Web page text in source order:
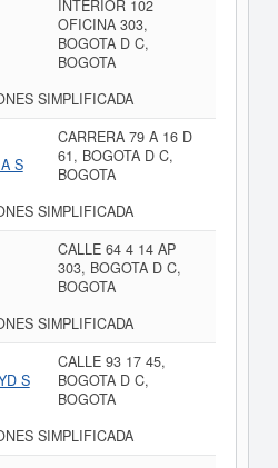
INTERIOR 102
OFICINA 303,
BOGOTA D C,
BOGOTA
SIMPLIFICADA
S
CARRERA 79 A 16 D
61, BOGOTA D C,
BOGOTA
SIMPLIFICADA
CALLE 64 4 14 AP
303, BOGOTA D C,
BOGOTA
SIMPLIFICADA
S
CALLE 93 17 45,
BOGOTA D C,
BOGOTA
SIMPLIFICADA